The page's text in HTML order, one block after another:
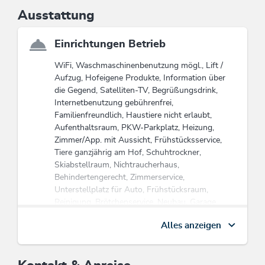
Ausstattung
Einrichtungen Betrieb
WiFi, Waschmaschinenbenutzung mögl., Lift /
Aufzug, Hofeigene Produkte, Information über
die Gegend, Satelliten-TV, Begrüßungsdrink,
Internetbenutzung gebührenfrei,
Familienfreundlich, Haustiere nicht erlaubt,
Aufenthaltsraum, PKW-Parkplatz, Heizung,
Zimmer/App. mit Aussicht, Frühstücksservice,
Tiere ganzjährig am Hof, Schuhtrockner,
Skiabstellraum, Nichtraucherhaus,
Behindertengerecht, Zimmerservice,
Unterstellplatz für Auto, Frühstücksraum,
Abfallvermeidung & Mülltrennung
Alles anzeigen